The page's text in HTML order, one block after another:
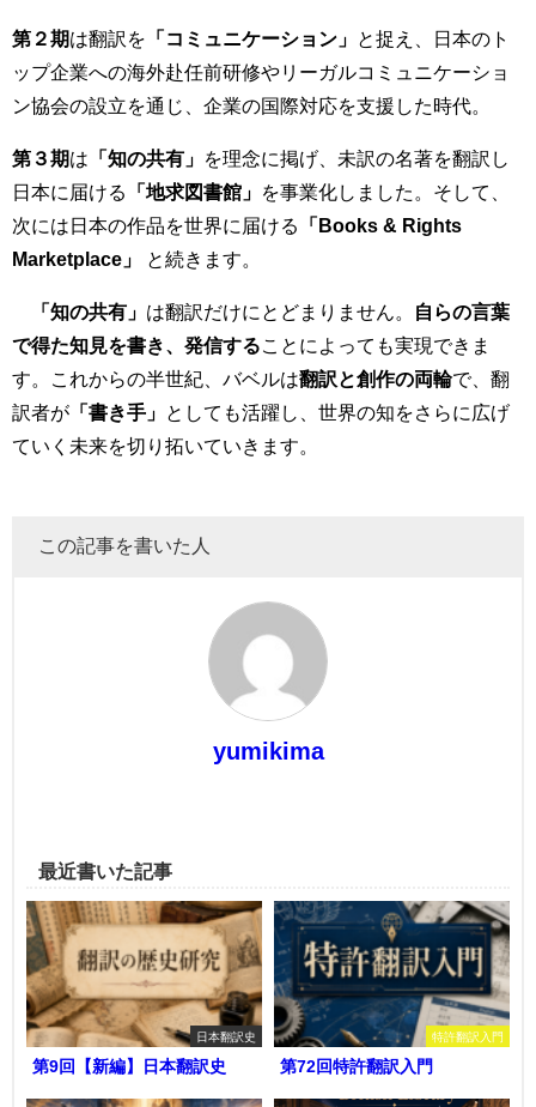
第２期は翻訳を 「コミュニケーション」
と捉え、日本のト
ップ企業への海外赴任前研修やリーガルコミュニケーショ
ン協会の設立を通じ、企業の国際対応を支援した時代。
第３期は 「知の共有」
を理念に掲げ、未訳の名著を翻訳し
日本に届ける
「地求図書館」
を事業化しました。そして、
次には日本の作品を世界に届ける
「Books & Rights
Marketplace」
と続きます。
「知の共有」 は翻訳だけにとどまりません。
自らの言葉
で得た知見を書き、発信する ことによっても実現できま
す。これからの半世紀、バベルは翻訳と創作の両輪で、翻
訳者が 「書き手」
としても活躍し、世界の知をさらに広げ
ていく未来を切り拓いていきます。
この記事を書いた人
yumikima
最近書いた記事
日本翻訳史
第9回【新編】日本翻訳史
特許翻訳入門
第72回特許翻訳入門